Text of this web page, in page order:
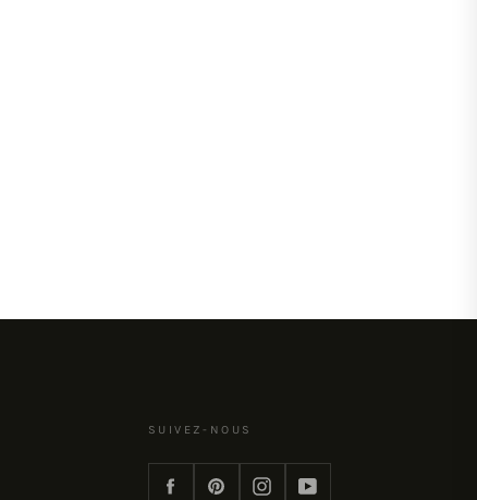
SUIVEZ-NOUS
FacebookPinterestInstagramYouTube